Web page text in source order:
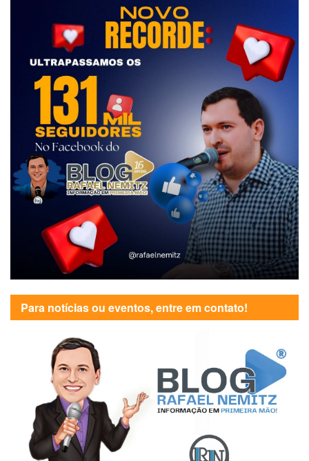
Para notícias ou eventos, entre em contato!